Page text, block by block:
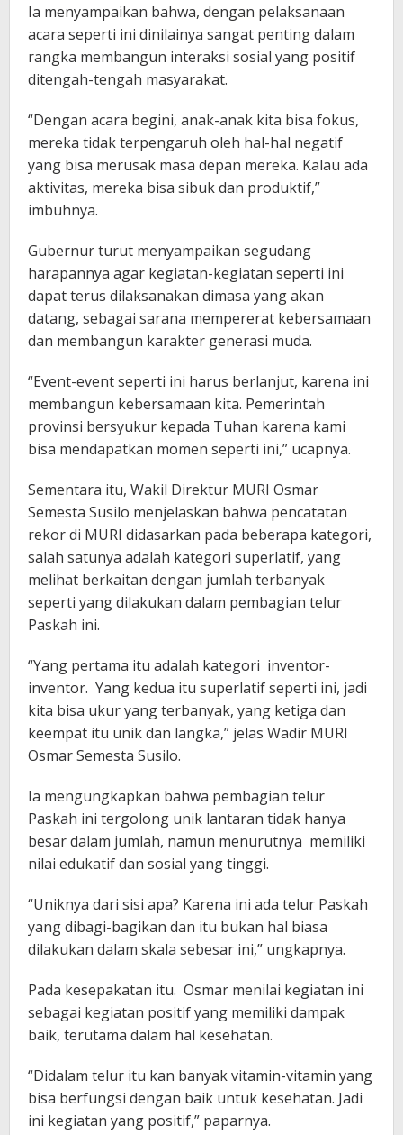
Ia menyampaikan bahwa, dengan pelaksanaan
acara seperti ini dinilainya sangat penting dalam
rangka membangun interaksi sosial yang positif
ditengah-tengah masyarakat.
“Dengan acara begini, anak-anak kita bisa fokus,
mereka tidak terpengaruh oleh hal-hal negatif
yang bisa merusak masa depan mereka. Kalau ada
aktivitas, mereka bisa sibuk dan produktif,”
imbuhnya.
Gubernur turut menyampaikan segudang
harapannya agar kegiatan-kegiatan seperti ini
dapat terus dilaksanakan dimasa yang akan
datang, sebagai sarana mempererat kebersamaan
dan membangun karakter generasi muda.
“Event-event seperti ini harus berlanjut, karena ini
membangun kebersamaan kita. Pemerintah
provinsi bersyukur kepada Tuhan karena kami
bisa mendapatkan momen seperti ini,” ucapnya.
Sementara itu, Wakil Direktur MURI Osmar
Semesta Susilo menjelaskan bahwa pencatatan
rekor di MURI didasarkan pada beberapa kategori,
salah satunya adalah kategori superlatif, yang
melihat berkaitan dengan jumlah terbanyak
seperti yang dilakukan dalam pembagian telur
Paskah ini.
“Yang pertama itu adalah kategori inventor-
inventor. Yang kedua itu superlatif seperti ini, jadi
kita bisa ukur yang terbanyak, yang ketiga dan
keempat itu unik dan langka,” jelas Wadir MURI
Osmar Semesta Susilo.
Ia mengungkapkan bahwa pembagian telur
Paskah ini tergolong unik lantaran tidak hanya
besar dalam jumlah, namun menurutnya memiliki
nilai edukatif dan sosial yang tinggi.
“Uniknya dari sisi apa? Karena ini ada telur Paskah
yang dibagi-bagikan dan itu bukan hal biasa
dilakukan dalam skala sebesar ini,” ungkapnya.
Pada kesepakatan itu. Osmar menilai kegiatan ini
sebagai kegiatan positif yang memiliki dampak
baik, terutama dalam hal kesehatan.
“Didalam telur itu kan banyak vitamin-vitamin yang
bisa berfungsi dengan baik untuk kesehatan. Jadi
ini kegiatan yang positif,” paparnya.